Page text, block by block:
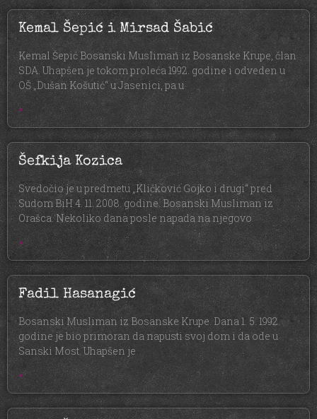
Kemal Šepić i Mirsad Šabić
Kemal Šepić Bosanski Musliman iz Bosanske Krupe, član
SDA. Uhapšen je tokom proleća 1992. godine i odveden u
OŠ „Dušan Košutić“ u Jasenici, pa u
»
Šefkija Kozica
Svedočio je u predmetu „Kličković Gojko i drugi“ pred
Sudom BiH 4. 11. 2008. godine. Bosanski Musliman iz
Orašca. Nekoliko dana posle napada na njegovo
»
Fadil Hasanagić
Bosanski Musliman iz Bosanske Krupe. Dana 1. 5. 1992.
godine je bio primoran da napusti svoj dom i da ode u
Sanski Most. Uhapšen je
»